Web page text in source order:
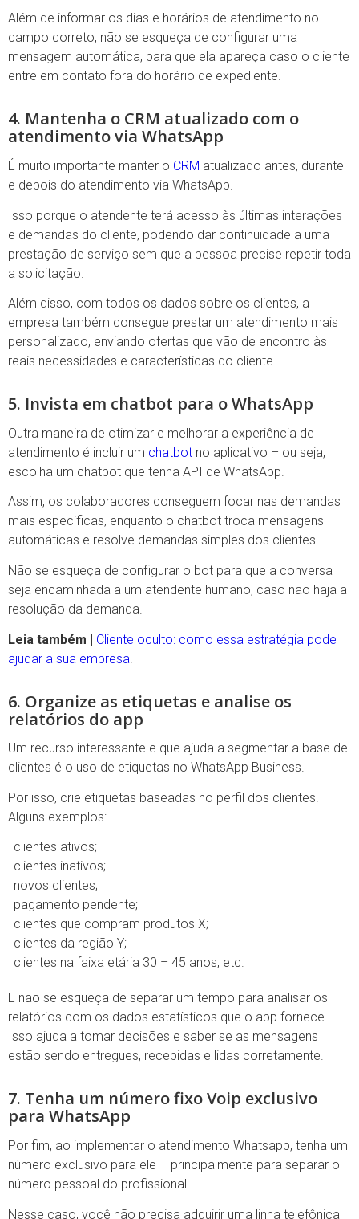
Além de informar os dias e horários de atendimento no
campo correto, não se esqueça de configurar uma
mensagem automática, para que ela apareça caso o cliente
entre em contato fora do horário de expediente.
4. Mantenha o CRM atualizado com o
atendimento via WhatsApp
É muito importante manter o CRM atualizado antes, durante
e depois do atendimento via WhatsApp.
Isso porque o atendente terá acesso às últimas interações
e demandas do cliente, podendo dar continuidade a uma
prestação de serviço sem que a pessoa precise repetir toda
a solicitação.
Além disso, com todos os dados sobre os clientes, a
empresa também consegue prestar um atendimento mais
personalizado, enviando ofertas que vão de encontro às
reais necessidades e características do cliente.
5. Invista em chatbot para o WhatsApp
Outra maneira de otimizar e melhorar a experiência de
atendimento é incluir um chatbot no aplicativo – ou seja,
escolha um chatbot que tenha API de WhatsApp.
Assim, os colaboradores conseguem focar nas demandas
mais específicas, enquanto o chatbot troca mensagens
automáticas e resolve demandas simples dos clientes.
Não se esqueça de configurar o bot para que a conversa
seja encaminhada a um atendente humano, caso não haja a
resolução da demanda.
Leia também | Cliente oculto: como essa estratégia pode
ajudar a sua empresa
6. Organize as etiquetas e analise os
relatórios do app
Um recurso interessante e que ajuda a segmentar a base de
clientes é o uso de etiquetas no WhatsApp Business.
Por isso, crie etiquetas baseadas no perfil dos clientes.
Alguns exemplos:
clientes ativos;
clientes inativos;
novos clientes;
pagamento pendente;
clientes que compram produtos X;
clientes da região Y;
clientes na faixa etária 30 – 45 anos, etc.
E não se esqueça de separar um tempo para analisar os
relatórios com os dados estatísticos que o app fornece.
Isso ajuda a tomar decisões e saber se as mensagens
estão sendo entregues, recebidas e lidas corretamente.
7. Tenha um número fixo Voip exclusivo
para WhatsApp
Por fim, ao implementar o atendimento Whatsapp, tenha um
número exclusivo para ele – principalmente para separar o
número pessoal do profissional.
Nesse caso, você não precisa adquirir uma linha telefônica